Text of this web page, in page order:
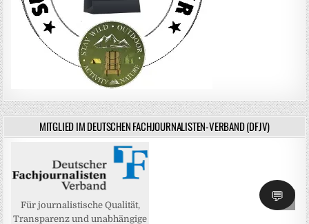
💬
MITGLIED IM DEUTSCHEN FACHJOURNALISTEN-VERBAND (DFJV)
Für journalistische Qualität,
Transparenz und unabhängige